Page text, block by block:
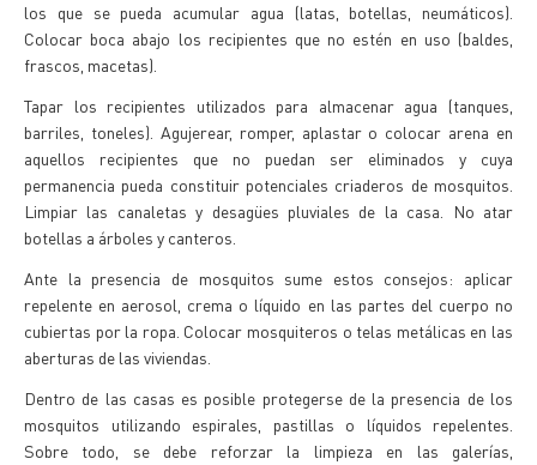
los que se pueda acumular agua (latas, botellas, neumáticos).
Colocar boca abajo los recipientes que no estén en uso (baldes,
frascos, macetas).
Tapar los recipientes utilizados para almacenar agua (tanques,
barriles, toneles). Agujerear, romper, aplastar o colocar arena en
aquellos recipientes que no puedan ser eliminados y cuya
permanencia pueda constituir potenciales criaderos de mosquitos.
Limpiar las canaletas y desagües pluviales de la casa. No atar
botellas a árboles y canteros.
Ante la presencia de mosquitos sume estos consejos: aplicar
repelente en aerosol, crema o líquido en las partes del cuerpo no
cubiertas por la ropa. Colocar mosquiteros o telas metálicas en las
aberturas de las viviendas.
Dentro de las casas es posible protegerse de la presencia de los
mosquitos utilizando espirales, pastillas o líquidos repelentes.
Sobre todo, se debe reforzar la limpieza en las galerías,